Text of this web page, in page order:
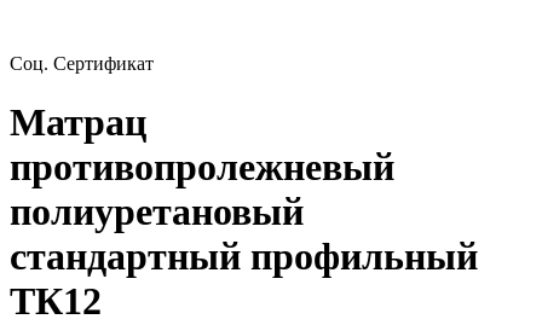
Соц. Сертификат
Матрац
противопролежневый
полиуретановый
стандартный профильный
ТК12